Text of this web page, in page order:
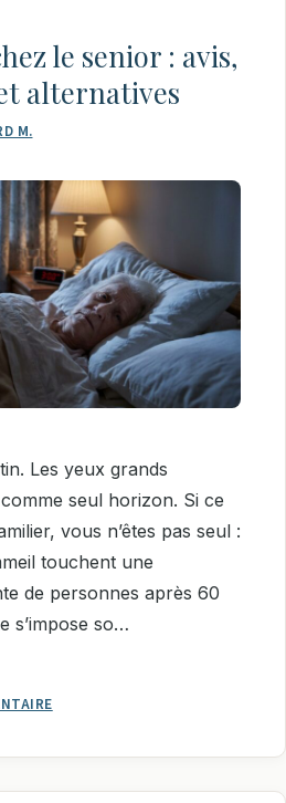
le senior : avis,
alternatives
M.
Les yeux grands
seul horizon. Si ce
vous n’êtes pas seul :
touchent une
de personnes après 60
s’impose so…